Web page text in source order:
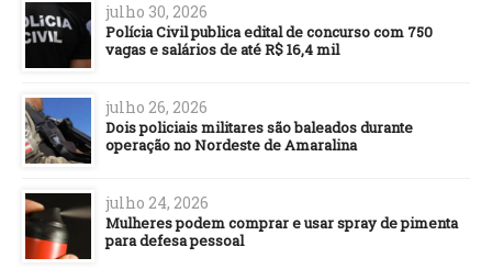
julho 30, 2026
Polícia Civil publica edital de concurso com 750
vagas e salários de até R$ 16,4 mil
julho 26, 2026
Dois policiais militares são baleados durante
operação no Nordeste de Amaralina
julho 24, 2026
Mulheres podem comprar e usar spray de pimenta
para defesa pessoal